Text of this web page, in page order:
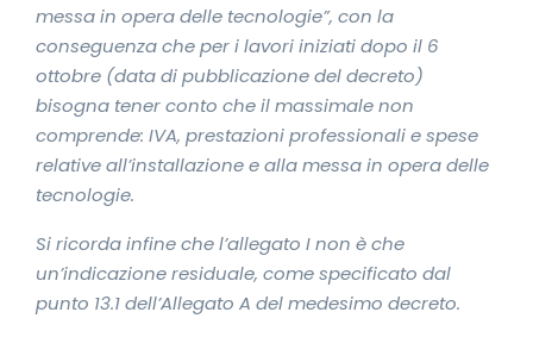
messa in opera delle tecnologie”, con la
conseguenza che per i lavori iniziati dopo il 6
ottobre (data di pubblicazione del decreto)
bisogna tener conto che il massimale non
comprende: IVA, prestazioni professionali e spese
relative all’installazione e alla messa in opera delle
tecnologie.
Si ricorda infine che l’allegato I non è che
un’indicazione residuale, come specificato dal
punto 13.1 dell’Allegato A del medesimo decreto.